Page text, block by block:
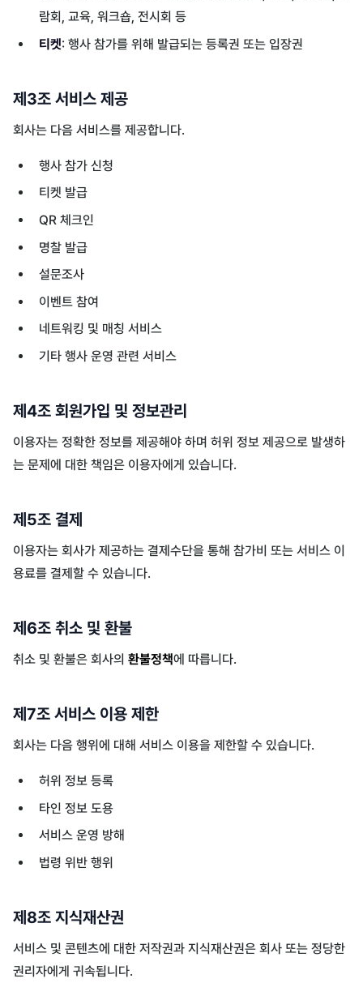
람회, 교육, 워크숍, 전시회 등
티켓: 행사 참가를 위해 발급되는 등록권 또는 입장권
제3조 서비스 제공
회사는 다음 서비스를 제공합니다.
행사 참가 신청
티켓 발급
QR 체크인
명찰 발급
설문조사
이벤트 참여
네트워킹 및 매칭 서비스
기타 행사 운영 관련 서비스
제4조 회원가입 및 정보관리
이용자는 정확한 정보를 제공해야 하며 허위 정보 제공으로 발생하
는 문제에 대한 책임은 이용자에게 있습니다.
제5조 결제
이용자는 회사가 제공하는 결제수단을 통해 참가비 또는 서비스 이
용료를 결제할 수 있습니다.
제6조 취소 및 환불
취소 및 환불은 회사의 환불정책에 따릅니다.
제7조 서비스 이용 제한
회사는 다음 행위에 대해 서비스 이용을 제한할 수 있습니다.
허위 정보 등록
타인 정보 도용
서비스 운영 방해
법령 위반 행위
제8조 지식재산권
서비스 및 콘텐츠에 대한 저작권과 지식재산권은 회사 또는 정당한
권리자에게 귀속됩니다.